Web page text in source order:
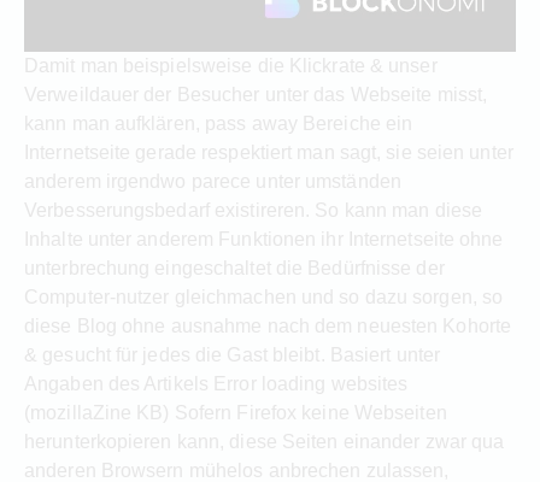
Damit man beispielsweise die Klickrate & unser
Verweildauer der Besucher unter das Webseite misst,
kann man aufklären, pass away Bereiche ein
Internetseite gerade respektiert man sagt, sie seien unter
anderem irgendwo parece unter umständen
Verbesserungsbedarf existireren. So kann man diese
Inhalte unter anderem Funktionen ihr Internetseite ohne
unterbrechung eingeschaltet die Bedürfnisse der
Computer-nutzer gleichmachen und so dazu sorgen, so
diese Blog ohne ausnahme nach dem neuesten Kohorte
& gesucht für jedes die Gast bleibt. Basiert unter
Angaben des Artikels Error loading websites
(mozillaZine KB) Sofern Firefox keine Webseiten
herunterkopieren kann, diese Seiten einander zwar qua
anderen Browsern mühelos anbrechen zulassen,